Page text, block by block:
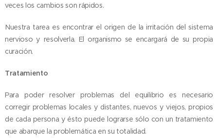
veces los cambios son rápidos.
Nuestra tarea es encontrar el origen de la irritación del sistema
nervioso y resolverla. El organismo se encargará de su propia
curación.
Tratamiento
Para poder resolver problemas del equilibrio es necesario
corregir problemas locales y distantes, nuevos y viejos, propios
de cada persona y ésto puede lograrse sólo con un tratamiento
que abarque la problemática en su totalidad.